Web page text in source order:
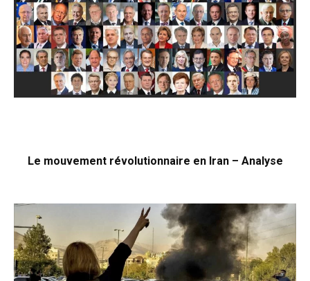
Le mouvement révolutionnaire en Iran – Analyse